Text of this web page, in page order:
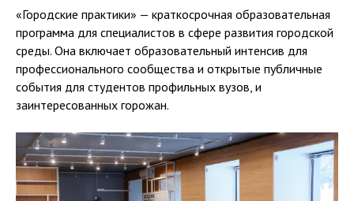
«Городские практики» — краткосрочная образовательная
программа для специалистов в сфере развития городской
среды. Она включает образовательный интенсив для
профессионального сообщества и открытые публичные
события для студентов профильных вузов, и
заинтересованных горожан.